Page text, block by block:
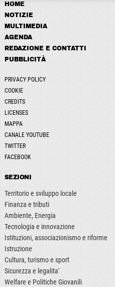
HOME
NOTIZIE
MULTIMEDIA
AGENDA
REDAZIONE E CONTATTI
PUBBLICITÀ
PRIVACY POLICY
COOKIE
CREDITS
LICENSES
MAPPA
CANALE YOUTUBE
TWITTER
FACEBOOK
SEZIONI
Territorio e sviluppo locale
Finanza e tributi
Ambiente, Energia
Tecnologia e innovazione
Istituzioni, associazionismo e riforme
Istruzione
Cultura, turismo e sport
Sicurezza e legalita'
Welfare e Politiche Giovanili